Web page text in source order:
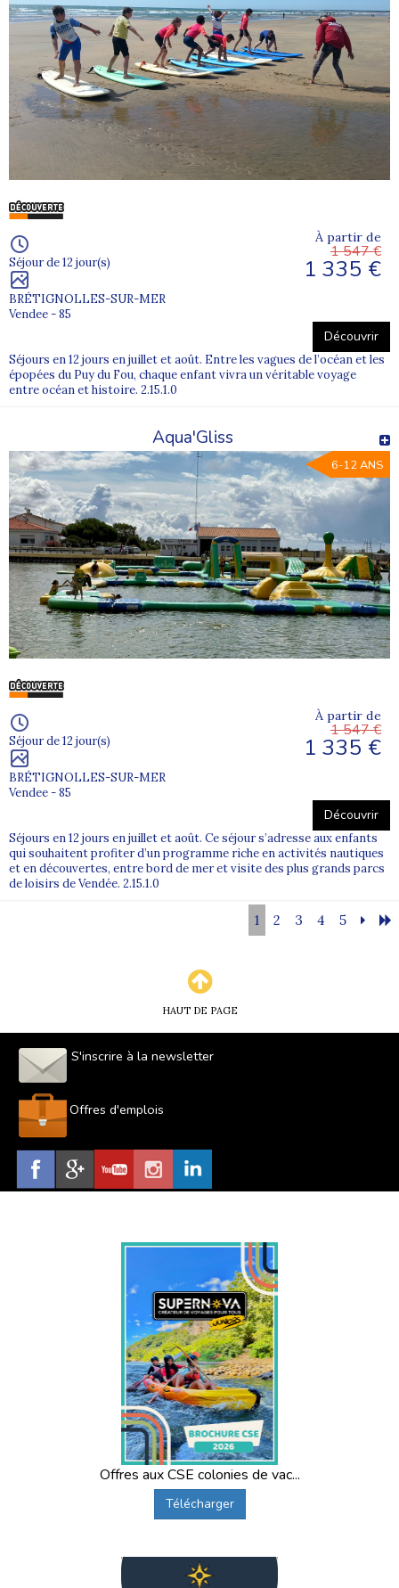
Séjour de 12 jour(s)
BRÉTIGNOLLES-SUR-MER
Vendee - 85
À partir de
1 547 €
1 335 €
Découvrir
Séjours en 12 jours en juillet et août. Entre les vagues de l’océan et les
épopées du Puy du Fou, chaque enfant vivra un véritable voyage
entre océan et histoire. 2.15.1.0
Aqua'Gliss
6-12 ANS
Séjour de 12 jour(s)
BRÉTIGNOLLES-SUR-MER
Vendee - 85
À partir de
1 547 €
1 335 €
Découvrir
Séjours en 12 jours en juillet et août. Ce séjour s’adresse aux enfants
qui souhaitent profiter d’un programme riche en activités nautiques
et en découvertes, entre bord de mer et visite des plus grands parcs
de loisirs de Vendée. 2.15.1.0
1 2 3 4 5
HAUT DE PAGE
S'inscrire à la newsletter
Offres d'emplois
Offres aux CSE colonies de vac...
Télécharger